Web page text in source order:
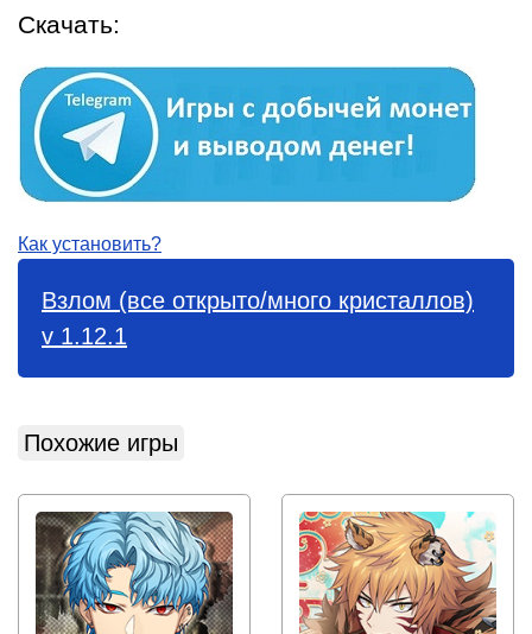
Скачать:
Как установить?
Взлом (все открыто/много кристаллов)
v 1.12.1
Похожие игры